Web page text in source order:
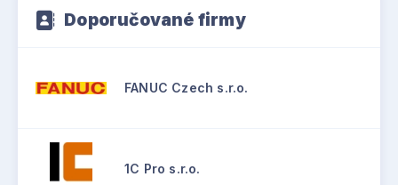
Doporučované firmy
FANUC Czech s.r.o.
1C Pro s.r.o.